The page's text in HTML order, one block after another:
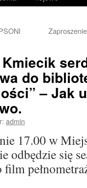
do
– Jak
admin
17.00 w
odbędzie się